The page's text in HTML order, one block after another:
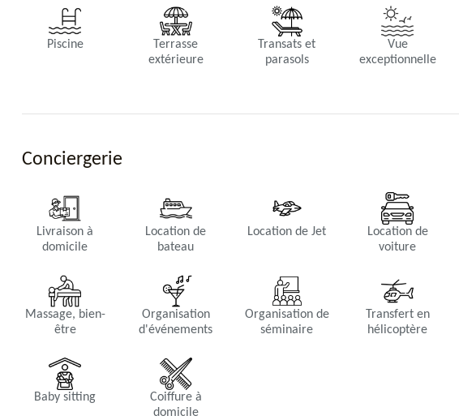
Entièrement équipée, four, plaques cuisson, lave-vaisselle, machine à café.
Douche Italienne, double vasques, WC.
Piscine
Terrasse
extérieure
Transats et
parasols
Vue
exceptionnelle
Conciergerie
Livraison à
domicile
Location de
bateau
Location de Jet
Location de
voiture
Massage, bien-
être
Organisation
d'événements
Organisation de
séminaire
Transfert en
hélicoptère
Baby sitting
Coiffure à
domicile